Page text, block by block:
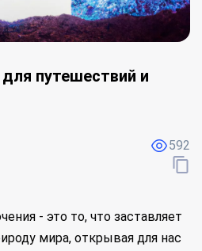
путешествий и
592
- это то, что заставляет
мира, открывая для нас